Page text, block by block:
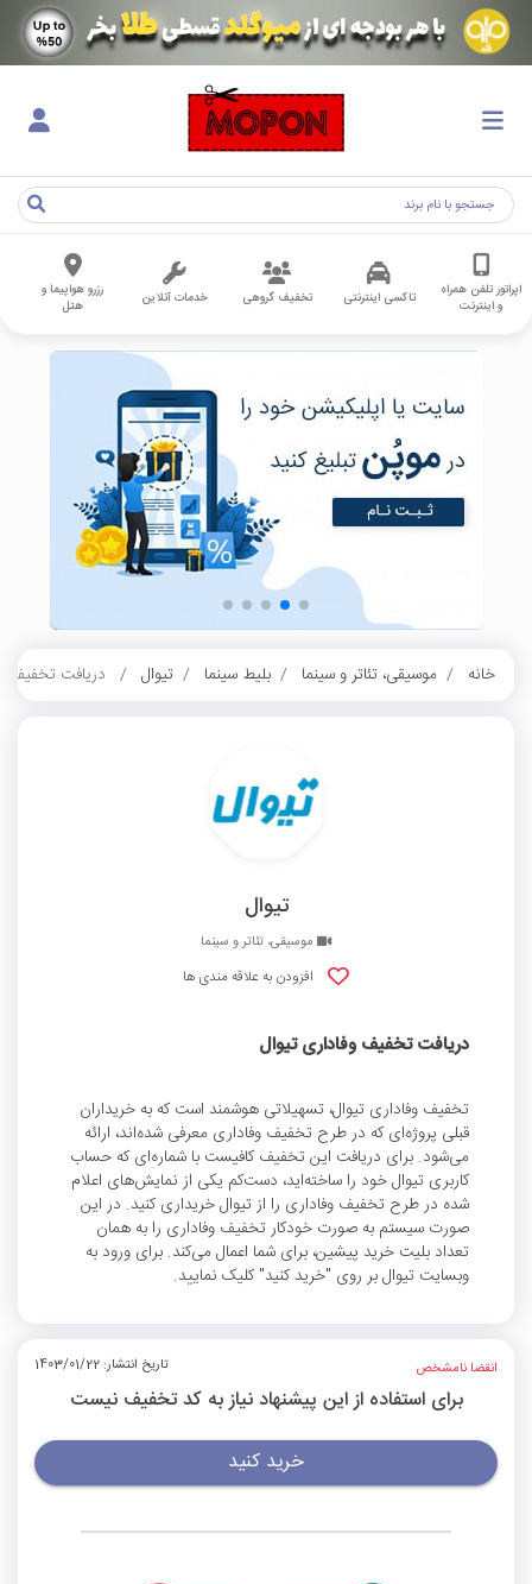
اپراتور تلفن همراه
و اینترنت
تاکسی اینترنتی تخفیف گروهی خدمات آنلاین
رزرو هواپیما و
هتل
خانه موسیقی، تئاتر و سینما بلیط سینما تیوال دریافت تخفیف
تیوال
موسیقی، تئاتر و سینما
افزودن به علاقه مندی ها
دریافت تخفیف وفاداری تیوال
تخفیف وفاداری تیوال، تسهیلاتی هوشمند است که به خریداران
قبلی پروژه‌ای که در طرح تخفیف وفاداری معرفی شده‌اند، ارائه
می‌شود. برای دریافت این تخفیف کافیست با شماره‌ای که حساب
کاربری تیوال خود را ساخته‌اید، دست‌کم یکی از نمایش‌های اعلام
شده در طرح تخفیف وفاداری را از تیوال خریداری کنید. در این
صورت سیستم به صورت خودکار تخفیف وفاداری را به همان
تعداد بلیت خرید پیشین، برای شما اعمال می‌کند. برای ورود به
وبسایت تیوال بر روی "خرید کنید" کلیک نمایید.
انقضا نامشخص تاریخ انتشار: 1403/01/22
برای استفاده از این پیشنهاد نیاز به کد تخفیف نیست
خرید کنید